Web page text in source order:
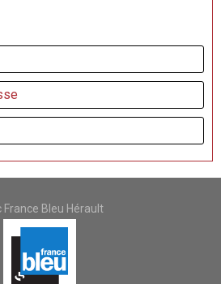
France Bleu Hérault